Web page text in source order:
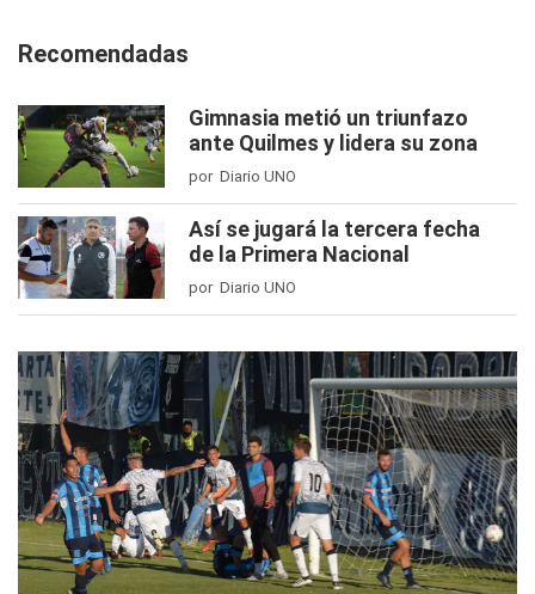
Recomendadas
Gimnasia metió un triunfazo
ante Quilmes y lidera su zona
por Diario UNO
Así se jugará la tercera fecha
de la Primera Nacional
por Diario UNO